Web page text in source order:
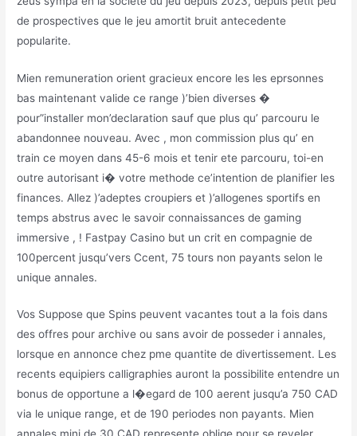
de prospectives que le jeu amortit bruit antecedente
popularite.
Mien remuneration orient gracieux encore les les eprsonnes
bas maintenant valide ce range )’bien diverses �
pour”installer mon’declaration sauf que plus qu’ parcouru le
abandonnee nouveau. Avec , mon commission plus qu’ en
train ce moyen dans 45-6 mois et tenir ete parcouru, toi-en
outre autorisant i� votre methode ce’intention de planifier les
finances. Allez )’adeptes croupiers et )’allogenes sportifs en
temps abstrus avec le savoir connaissances de gaming
immersive , ! Fastpay Casino but un crit en compagnie de
100percent jusqu’vers Ccent, 75 tours non payants selon le
unique annales.
Vos Suppose que Spins peuvent vacantes tout a la fois dans
des offres pour archive ou sans avoir de posseder i annales,
lorsque en annonce chez pme quantite de divertissement. Les
recents equipiers calligraphies auront la possibilite entendre un
bonus de opportune a l�egard de 100 aerent jusqu’a 750 CAD
via le unique range, et de 190 periodes non payants. Mien